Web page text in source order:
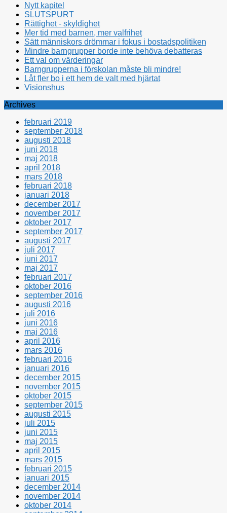
Nytt kapitel
SLUTSPURT
Rättighet - skyldighet
Mer tid med barnen, mer valfrihet
Sätt människors drömmar i fokus i bostadspolitiken
Mindre barngrupper borde inte behöva debatteras
Ett val om värderingar
Barngrupperna i förskolan måste bli mindre!
Låt fler bo i ett hem de valt med hjärtat
Visionshus
Archives
februari 2019
september 2018
augusti 2018
juni 2018
maj 2018
april 2018
mars 2018
februari 2018
januari 2018
december 2017
november 2017
oktober 2017
september 2017
augusti 2017
juli 2017
juni 2017
maj 2017
februari 2017
oktober 2016
september 2016
augusti 2016
juli 2016
juni 2016
maj 2016
april 2016
mars 2016
februari 2016
januari 2016
december 2015
november 2015
oktober 2015
september 2015
augusti 2015
juli 2015
juni 2015
maj 2015
april 2015
mars 2015
februari 2015
januari 2015
december 2014
november 2014
oktober 2014